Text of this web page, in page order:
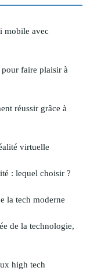
mobile avec
faire plaisir à
réussir grâce à
virtuelle
: lequel choisir ?
la tech moderne
de la technologie,
high tech